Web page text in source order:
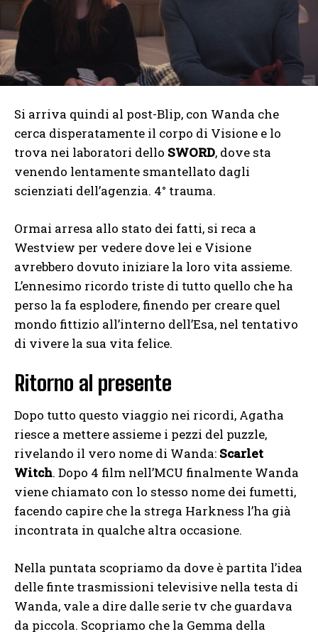
Si arriva quindi al post-Blip, con Wanda che
cerca disperatamente il corpo di Visione e lo
trova nei laboratori dello SWORD, dove sta
venendo lentamente smantellato dagli
scienziati dell’agenzia. 4° trauma.
Ormai arresa allo stato dei fatti, si reca a
Westview per vedere dove lei e Visione
avrebbero dovuto iniziare la loro vita assieme.
L’ennesimo ricordo triste di tutto quello che ha
perso la fa esplodere, finendo per creare quel
mondo fittizio all’interno dell’Esa, nel tentativo
di vivere la sua vita felice.
Ritorno al presente
Dopo tutto questo viaggio nei ricordi, Agatha
riesce a mettere assieme i pezzi del puzzle,
rivelando il vero nome di Wanda: Scarlet
Witch. Dopo 4 film nell’MCU finalmente Wanda
viene chiamato con lo stesso nome dei fumetti,
facendo capire che la strega Harkness l’ha già
incontrata in qualche altra occasione.
Nella puntata scopriamo da dove è partita l’idea
delle finte trasmissioni televisive nella testa di
Wanda, vale a dire dalle serie tv che guardava
da piccola. Scopriamo che la Gemma della